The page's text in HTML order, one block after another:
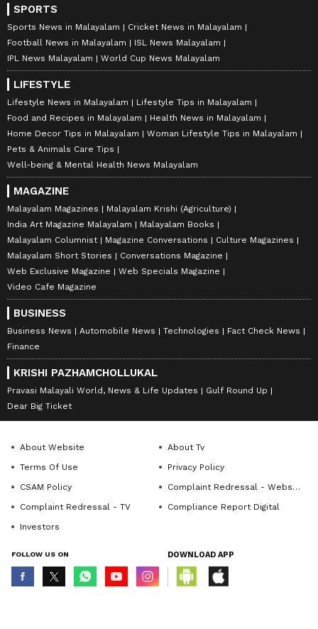
SPORTS
Sports News in Malayalam
Cricket News in Malayalam
Football News in Malayalam
ISL News Malayalam
IPL News Malayalam
World Cup News Malayalam
LIFESTYLE
Lifestyle News in Malayalam
Lifestyle Tips in Malayalam
Food and Recipes in Malayalam
Health News in Malayalam
Home Decor Tips in Malayalam
Woman Lifestyle Tips in Malayalam
Pets & Animals Care Tips
Well-being & Mental Health News Malayalam
MAGAZINE
Malayalam Magazines
Malayalam Krishi (Agriculture)
India Art Magazine Malayalam
Malayalam Books
Malayalam Columnist
Magazine Conversations
Culture Magazines
Malayalam Short Stories
Conversations Magazine
Web Exclusive Magazine
Web Specials Magazine
Video Cafe Magazine
BUSINESS
Business News Automobile News Technologies
Fact Check News
Finance
KRISHI PAZHAMCHOLLUKAL
Pravasi Malayali World, News & Life Updates
Gulf Round Up
Dear Big Ticket
About Website
About Tv
Terms Of Use
Privacy Policy
CSAM Policy
Complaint Redressal - Website
Complaint Redressal - TV
Compliance Report Digital
Investors
FOLLOW US ON DOWNLOAD APP